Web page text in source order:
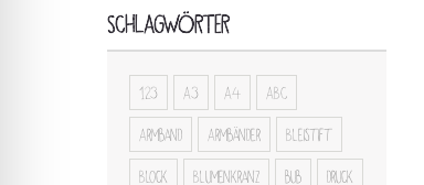
SCHLAGWÖRTER
123 A3 A4 ABC
Armband Armbänder Bleistift
Block Blumenkranz bub druck